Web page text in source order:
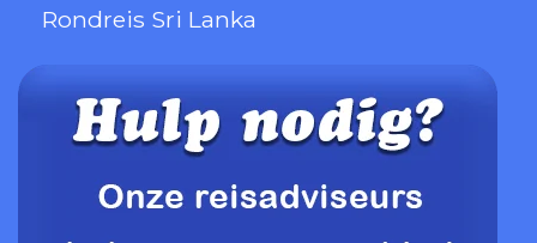
Rondreis Sri Lanka